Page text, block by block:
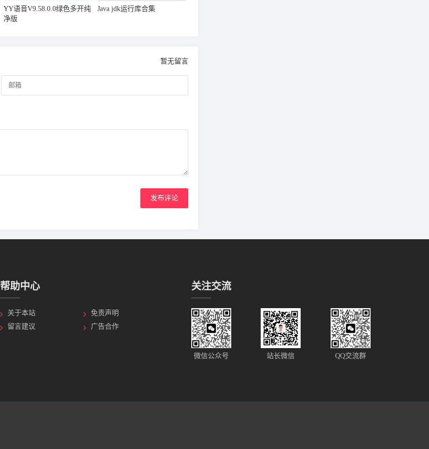
YY语音V9.58.0.0绿色多开纯
净版
Java jdk运行库合集
暂无留言
发布评论
帮助中心
关于本站
免责声明
留言建议
广告合作
关注交流
微信公众号 站长微信 QQ交流群